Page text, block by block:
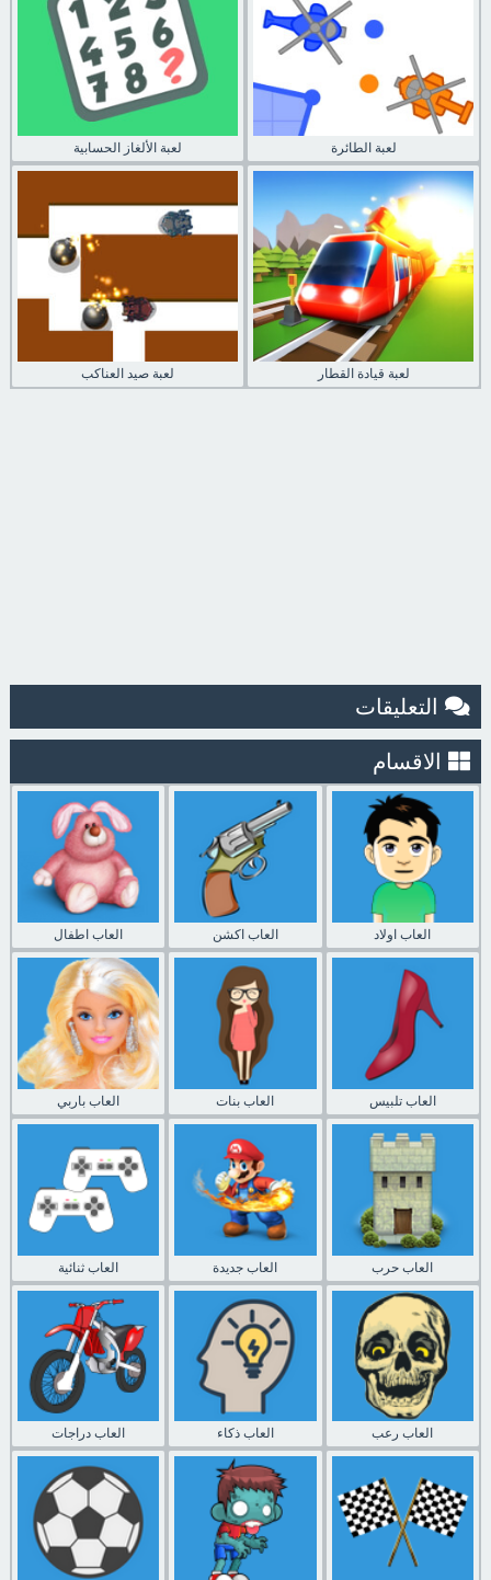
لعبة الألغاز الحسابية لعبة الطائرة
لعبة صيد العناكب لعبة قيادة القطار
التعليقات
الاقسام
العاب اطفال العاب اكشن العاب اولاد
العاب باربي العاب بنات العاب تلبيس
العاب ثنائية العاب جديدة العاب حرب
العاب دراجات العاب ذكاء العاب رعب